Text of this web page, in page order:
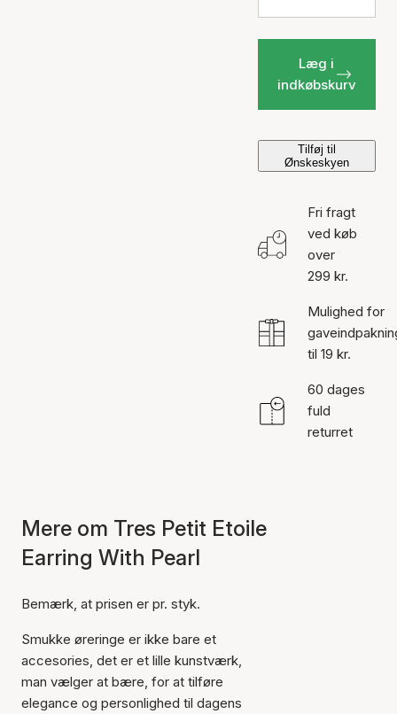
Læg i
indkøbskurv
Tilføj til
Ønskeskyen
Fri fragt
ved køb
over
299 kr.
Mulighed for
til 19 kr.
60 dages
fuld
returret
Mere om Tres Petit Etoile
Earring With Pearl
Bemærk, at prisen er pr. styk.
Smukke øreringe er ikke bare et
accesories, det er et lille kunstværk,
man vælger at bære, for at tilføre
elegance og personlighed til dagens